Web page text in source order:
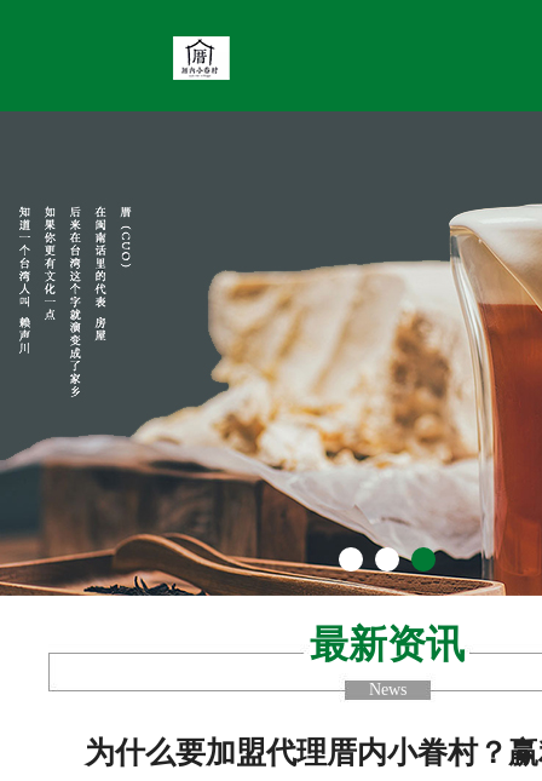
最新资讯
News
为什么要加盟代理厝内小眷村？